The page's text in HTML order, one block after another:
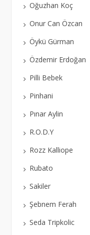
Oğuzhan Koç
Onur Can Özcan
Öykü Gürman
Özdemir Erdoğan
Pilli Bebek
Pinhani
Pınar Aylin
R.O.D.Y
Rozz Kalliope
Rubato
Sakiler
Şebnem Ferah
Seda Tripkolic